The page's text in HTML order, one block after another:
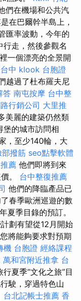
們在機場和公共汽
在巴爾幹半島上，
匯率波動，今年的
走，然後參觀名
一個漂亮的全景開
中 klook 台胞證
越過了杜布羅夫尼
答 南屯按摩 台中整
行銷公司 大里推
美麗的建築仍然類
堡的城市訪問相
，至少140輪，大
部撥筋 seo點擊軟體
薦 他們即將到來
。 台中整復推薦
他們的降臨產品已
春季歐洲巡遊的數
夏季目錄的預訂。
劃有望從12月開始
將能夠要求對預期
機 台胞證 經絡課程
萬和宮附近推拿 台
夏季“文化之旅”目
駛，穿過特色山
台北記帳士推薦 香